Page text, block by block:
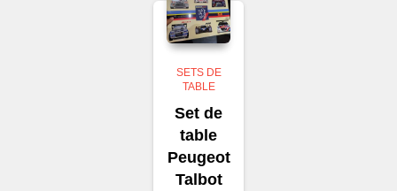
SETS DE
TABLE
Set de
table
Peugeot
Talbot